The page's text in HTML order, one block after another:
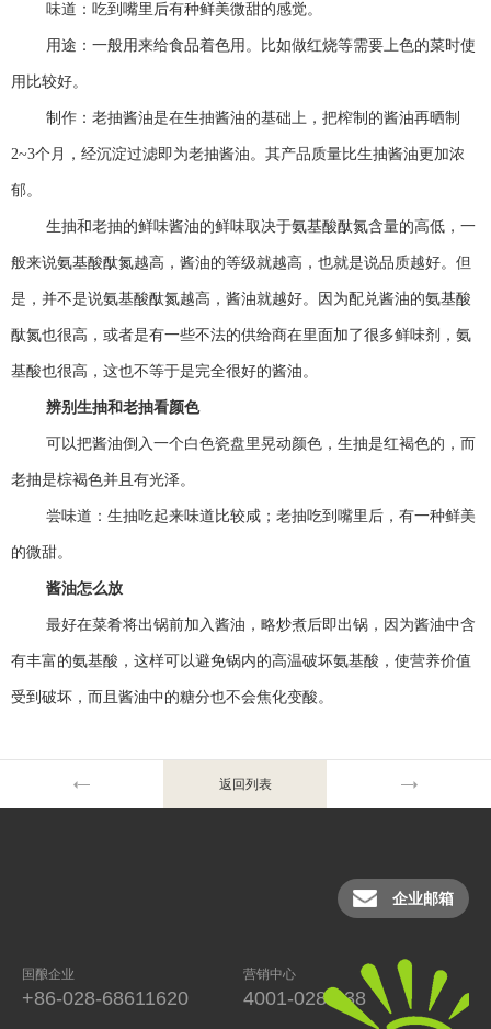
味道：吃到嘴里后有种鲜美微甜的感觉。
用途：一般用来给食品着色用。比如做红烧等需要上色的菜时使
用比较好。
制作：老抽酱油是在生抽酱油的基础上，把榨制的酱油再晒制
2~3个月，经沉淀过滤即为老抽酱油。其产品质量比生抽酱油更加浓
郁。
生抽和老抽的鲜味酱油的鲜味取决于氨基酸酞氮含量的高低，一
般来说氨基酸酞氮越高，酱油的等级就越高，也就是说品质越好。但
是，并不是说氨基酸酞氮越高，酱油就越好。因为配兑酱油的氨基酸
酞氮也很高，或者是有一些不法的供给商在里面加了很多鲜味剂，氨
基酸也很高，这也不等于是完全很好的酱油。
辨别生抽和老抽看颜色
可以把酱油倒入一个白色瓷盘里晃动颜色，生抽是红褐色的，而
老抽是棕褐色并且有光泽。
尝味道：生抽吃起来味道比较咸；老抽吃到嘴里后，有一种鲜美
的微甜。
酱油怎么放
最好在菜肴将出锅前加入酱油，略炒煮后即出锅，因为酱油中含
有丰富的氨基酸，这样可以避免锅内的高温破坏氨基酸，使营养价值
受到破坏，而且酱油中的糖分也不会焦化变酸。
返回列表
国酿企业
+86-028-68611620
营销中心
4001-028-038
企业邮箱